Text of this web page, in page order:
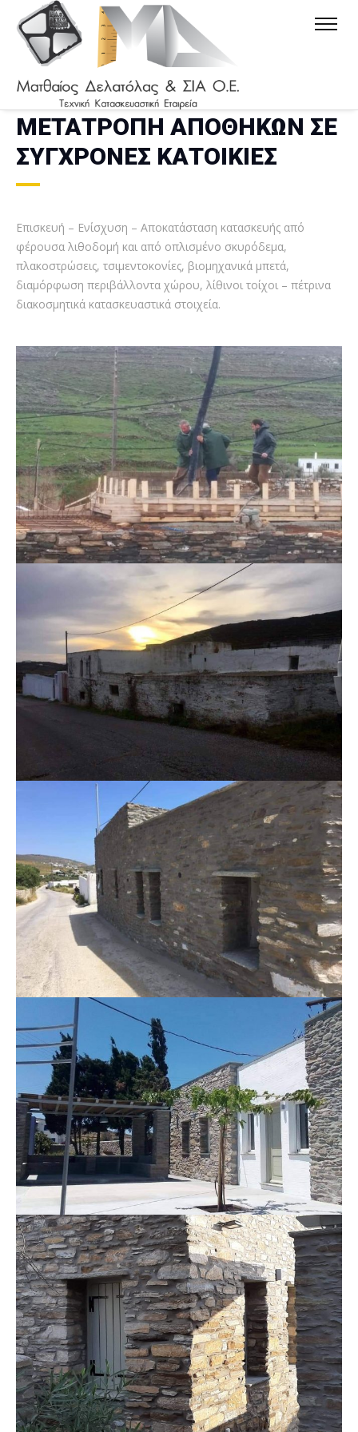
ΜΕΤΑΤΡΟΠΗ ΑΠΟΘΗΚΩΝ ΣΕ
ΣΥΓΧΡΟΝΕΣ ΚΑΤΟΙΚΙΕΣ
Επισκευή – Ενίσχυση – Αποκατάσταση κατασκευής από
φέρουσα λιθοδομή και από οπλισμένο σκυρόδεμα,
πλακοστρώσεις, τσιμεντοκονίες, βιομηχανικά μπετά,
διαμόρφωση περιβάλλοντα χώρου, λίθινοι τοίχοι – πέτρινα
διακοσμητικά κατασκευαστικά στοιχεία.